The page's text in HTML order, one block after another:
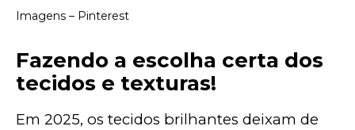
Imagens – Pinterest
Fazendo a escolha certa dos
tecidos e texturas!
Em 2025, os tecidos brilhantes deixam de